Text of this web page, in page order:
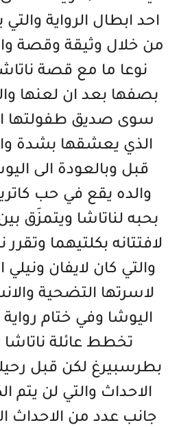
احد ابطال الرواية
من خلال وثيقة وقصة
نوعا ما مع قصة
بصفها بعد ان لعنها
سوى صديق طفولتها
الذي يعشقها بشدة
قبل وبالعودة الى
والده يقع في حب
بحبه لناتاشا ويتمزَق
لافتتانه بكلتيهما وتقرر
والتي كان لايفان
لاسرتها التضحية
اليوشا وفي ختام
تخطط عائلة ناتاشا
بطرسبيرغ لكن قبل
الاحداث والتي لن يتم
جانب عدد من الاحداث